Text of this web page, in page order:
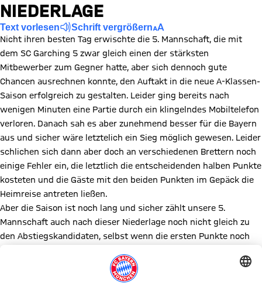
NIEDERLAGE
Text vorlesen Schrift vergrößern
Nicht ihren besten Tag erwischte die 5. Mannschaft, die mit
dem SC Garching 5 zwar gleich einen der stärksten
Mitbewerber zum Gegner hatte, aber sich dennoch gute
Chancen ausrechnen konnte, den Auftakt in die neue A-Klassen-
Saison erfolgreich zu gestalten. Leider ging bereits nach
wenigen Minuten eine Partie durch ein klingelndes Mobiltelefon
verloren. Danach sah es aber zunehmend besser für die Bayern
aus und sicher wäre letztelich ein Sieg möglich gewesen. Leider
schlichen sich dann aber doch an verschiedenen Brettern noch
einige Fehler ein, die letztlich die entscheidenden halben Punkte
kosteten und die Gäste mit den beiden Punkten im Gepäck die
Heimreise antreten ließen.
Aber die Saison ist noch lang und sicher zählt unsere 5.
Mannschaft auch nach dieser Niederlage noch nicht gleich zu
den Abstiegskandidaten, selbst wenn die ersten Punkte noch
Mannschaftsaufstellungen und Einzelergebnisse: